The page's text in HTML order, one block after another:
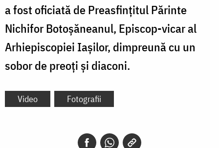
a fost oficiată de Preasfințitul Părinte
Nichifor Botoșăneanul, Episcop-vicar al
Arhiepiscopiei Iașilor, dimpreună cu un
sobor de preoți și diaconi.
Video Fotografii